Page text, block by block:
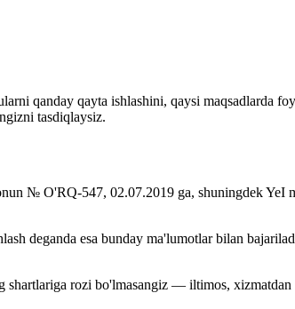
qanday qayta ishlashini, qaysi maqsadlarda
tasdiqlaysiz.
№ O'RQ-547, 02.07.2019 ga, shuningdek YeI
deganda esa bunday ma'lumotlar bilan
shartlariga rozi bo'lmasangiz — iltimos, xizmatdan